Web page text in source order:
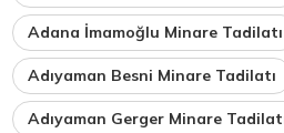
Adana İmamoğlu Minare Tadilatı
Adıyaman Besni Minare Tadilatı
Adıyaman Gerger Minare